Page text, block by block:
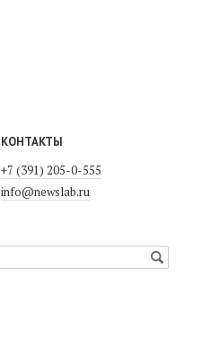
КОНТАКТЫ
+7 (391) 205-0-555
info@newslab.ru